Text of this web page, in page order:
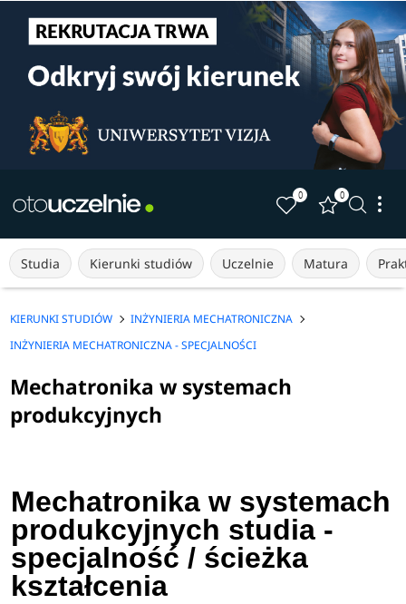
0 0
Studia Kierunki studiów Uczelnie Matura
KIERUNKI STUDIÓW
INŻYNIERIA MECHATRONICZNA
INŻYNIERIA MECHATRONICZNA - SPECJALNOŚCI
Mechatronika w systemach
produkcyjnych
Mechatronika w systemach
produkcyjnych studia -
specjalność / ścieżka
kształcenia